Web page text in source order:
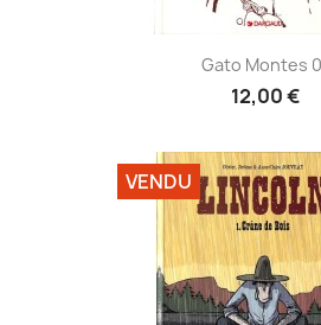
Gato Montes
12,00 €
VENDU